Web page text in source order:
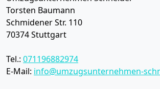
Torsten Baumann
Schmidener Str. 110
70374Stuttgart
Tel.: 071196882974
E-Mail: info@umzugsunternehmen-